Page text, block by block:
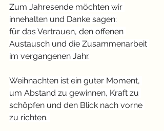
Zum Jahresende möchten wir
innehalten und Danke sagen:
für das Vertrauen, den offenen
Austausch und die Zusammenarbeit
im vergangenen Jahr.
Weihnachten ist ein guter Moment,
um Abstand zu gewinnen, Kraft zu
schöpfen und den Blick nach vorne
zu richten.